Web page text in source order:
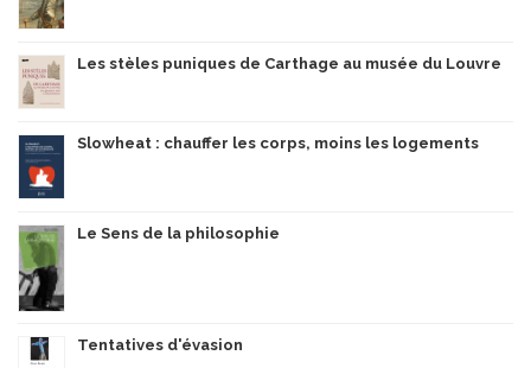
Les stèles puniques de Carthage au musée du Louvre
Slowheat : chauffer les corps, moins les logements
Le Sens de la philosophie
Tentatives d'évasion